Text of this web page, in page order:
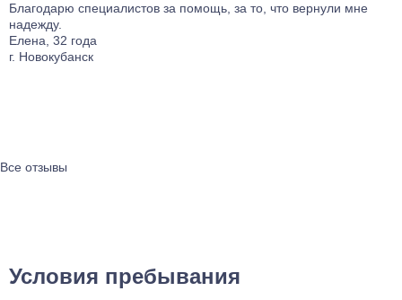
Благодарю специалистов за помощь, за то, что вернули мне
надежду.
Елена, 32 года
г. Новокубанск
Все отзывы
Условия пребывания